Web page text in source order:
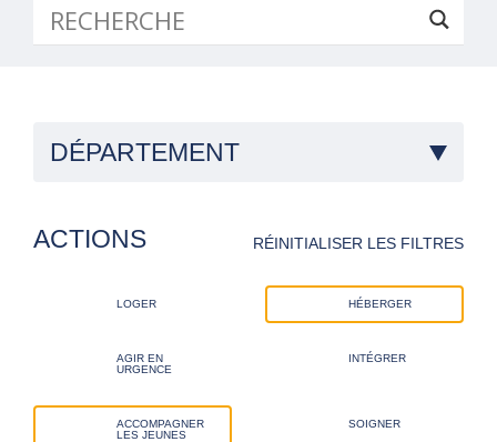
DÉPARTEMENT
ACTIONS RÉINITIALISER LES FILTRES
LOGER HÉBERGER
AGIR EN
URGENCE
INTÉGRER
ACCOMPAGNER
LES JEUNES
SOIGNER